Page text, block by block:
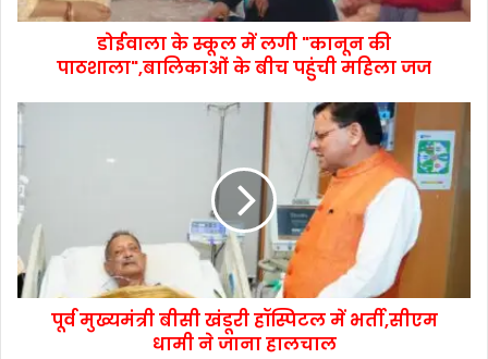
डोईवाला के स्कूल में लगी "कानून की
पाठशाला",बालिकाओं के बीच पहुंची महिला जज
पूर्व मुख्यमंत्री बीसी खंडूरी हॉस्पिटल में भर्ती,सीएम
धामी ने जाना हालचाल